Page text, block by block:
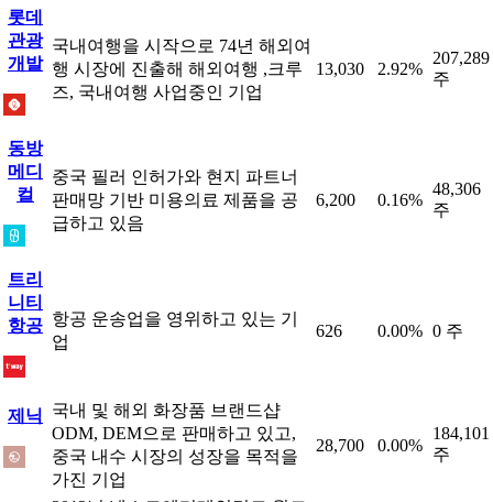
롯데
관광
개발
국내여행을 시작으로 74년 해외여
행 시장에 진출해 해외여행 ,크루
즈, 국내여행 사업중인 기업
13,030 2.92%
207,289
주
동방
메디
컬
중국 필러 인허가와 현지 파트너
판매망 기반 미용의료 제품을 공
급하고 있음
6,200 0.16%
48,306
주
트리
니티
항공 항공 운송업을 영위하고 있는 기
업
626 0.00% 0 주
제닉
국내 및 해외 화장품 브랜드샵
ODM, DEM으로 판매하고 있고,
중국 내수 시장의 성장을 목적을
가진 기업
28,700 0.00%
184,101
주